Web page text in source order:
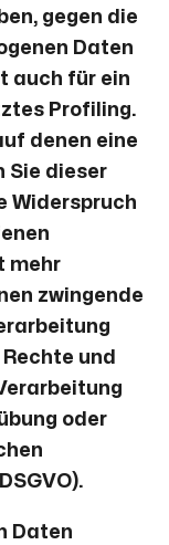
gegen die
Daten
auch für ein
Profiling.
denen eine
Sie dieser
Widerspruch
mehr
zwingende
und
oder
Daten